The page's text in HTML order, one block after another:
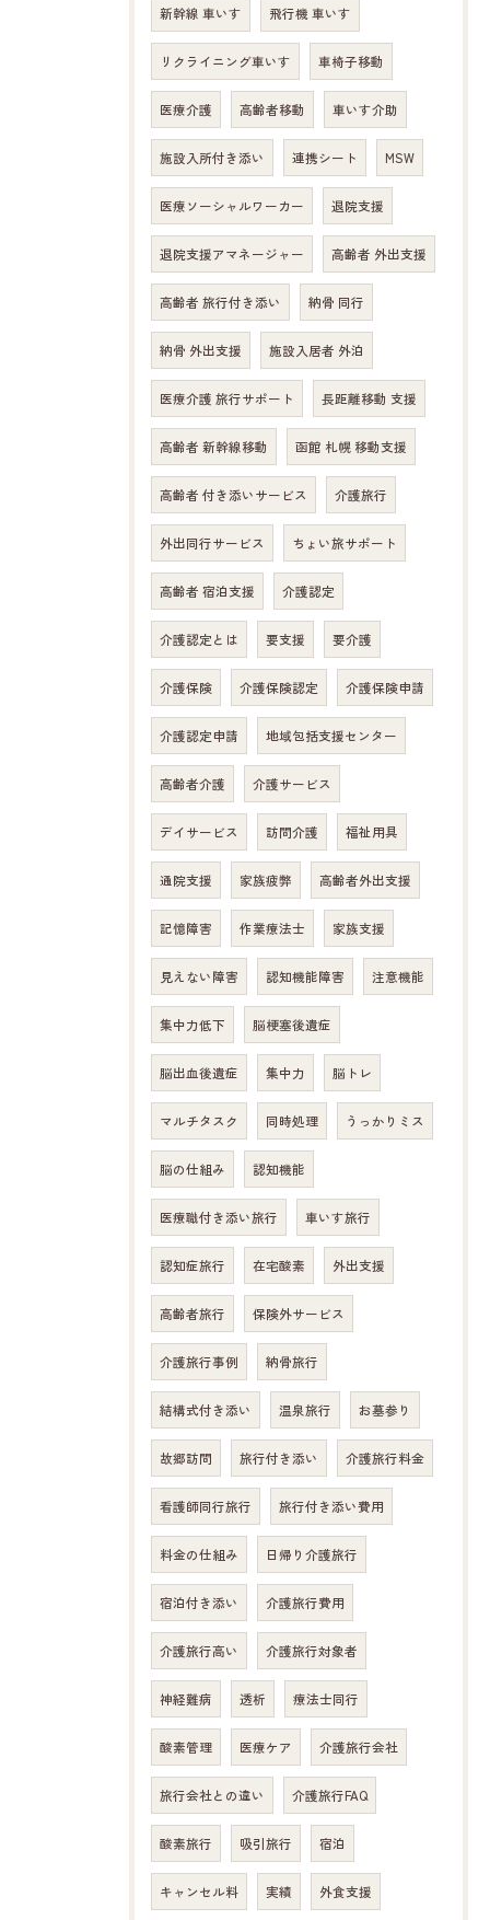
新幹線 車いす 飛行機 車いす
リクライニング車いす 車椅子移動
医療介護 高齢者移動 車いす介助
施設入所付き添い 連携シート MSW
医療ソーシャルワーカー 退院支援
退院支援アマネージャー 高齢者 外出支援
高齢者 旅行付き添い 納骨 同行
納骨 外出支援 施設入居者 外泊
医療介護 旅行サポート 長距離移動 支援
高齢者 新幹線移動 函館 札幌 移動支援
高齢者 付き添いサービス 介護旅行
外出同行サービス ちょい旅サポート
高齢者 宿泊支援 介護認定
介護認定とは 要支援 要介護
介護保険 介護保険認定 介護保険申請
介護認定申請 地域包括支援センター
高齢者介護 介護サービス
デイサービス 訪問介護 福祉用具
通院支援 家族疲弊 高齢者外出支援
記憶障害 作業療法士 家族支援
見えない障害 認知機能障害 注意機能
集中力低下 脳梗塞後遺症
脳出血後遺症 集中力 脳トレ
マルチタスク 同時処理 うっかりミス
脳の仕組み 認知機能
医療職付き添い旅行 車いす旅行
認知症旅行 在宅酸素 外出支援
高齢者旅行 保険外サービス
介護旅行事例 納骨旅行
結構式付き添い 温泉旅行 お墓参り
故郷訪問 旅行付き添い 介護旅行料金
看護師同行旅行 旅行付き添い費用
料金の仕組み 日帰り介護旅行
宿泊付き添い 介護旅行費用
介護旅行高い 介護旅行対象者
神経難病 透析 療法士同行
酸素管理 医療ケア 介護旅行会社
旅行会社との違い 介護旅行FAQ
酸素旅行 吸引旅行 宿泊
キャンセル料 実績 外食支援
お問い合わせはこちら